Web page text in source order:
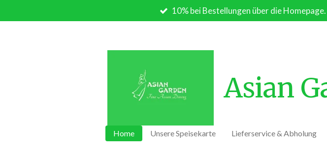
Hauptinhalt
10% bei Bestellungen über die Homepage.
Asian
Home Unsere Speisekarte Lieferservice & Abholung